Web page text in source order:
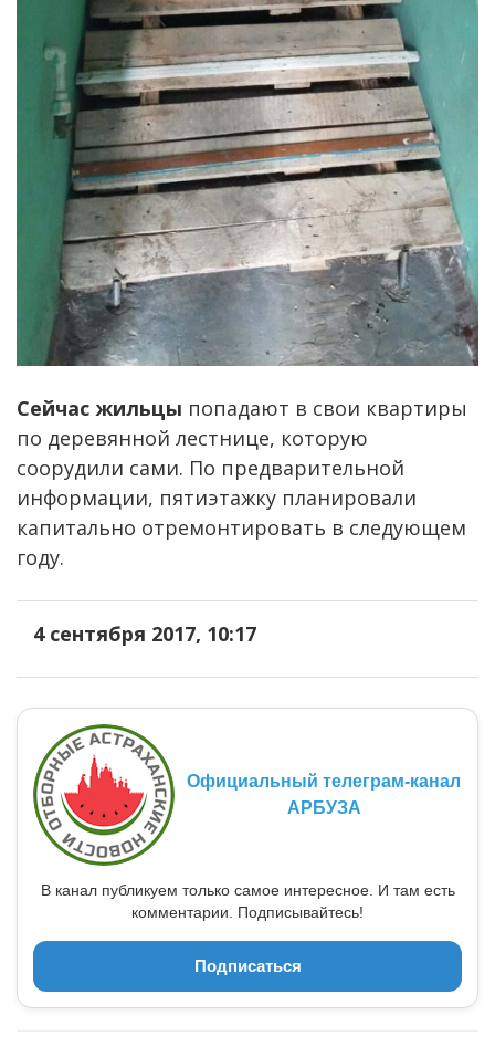
Сейчас жильцы попадают в свои квартиры
по деревянной лестнице, которую
соорудили сами. По предварительной
информации, пятиэтажку планировали
капитально отремонтировать в следующем
году.
4 сентября 2017, 10:17
Официальный телеграм-канал
АРБУЗА
В канал публикуем только самое интересное. И там есть
комментарии. Подписывайтесь!
Подписаться